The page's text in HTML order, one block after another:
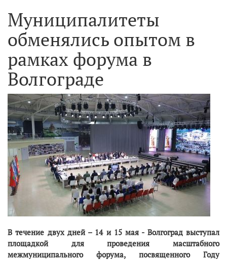
Муниципалитеты
обменялись опытом в
рамках форума в
Волгограде
В течение двух дней – 14 и 15 мая - Волгоград выступал
площадкой для проведения масштабного
межмуниципального форума, посвященного Году